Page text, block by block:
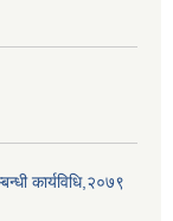
कार्यविधि,२०७९